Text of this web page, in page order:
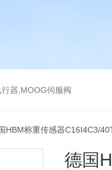
器,MOOG伺服阀
HBM称重传感器C16I4C3/
德国